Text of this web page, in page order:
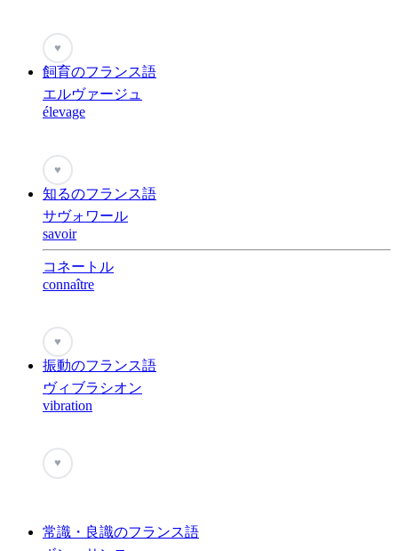
♥
飼育のフランス語
エルヴァージュ
élevage
♥
知るのフランス語
サヴォワール
savoir
コネートル
connaître
♥
振動のフランス語
ヴィブラシオン
vibration
♥
常識・良識のフランス語